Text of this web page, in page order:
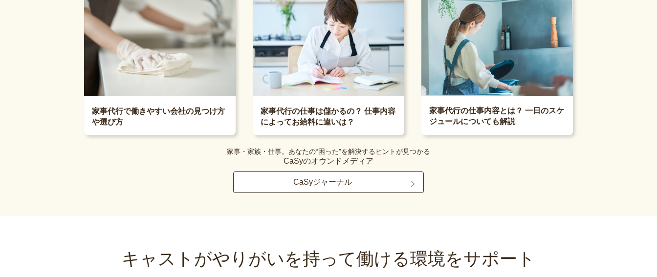
家事代行で働きやすい会社の見つけ方
や選び方
家事代行の仕事は儲かるの？ 仕事内容
によってお給料に違いは？
家事代行の仕事内容とは？ 一日のスケ
ジュールについても解説
家事・家族・仕事。あなたの“困った”を解決するヒントが見つかる
CaSyのオウンドメディア
CaSyジャーナル
キャストがやりがいを持って働ける環境をサポート